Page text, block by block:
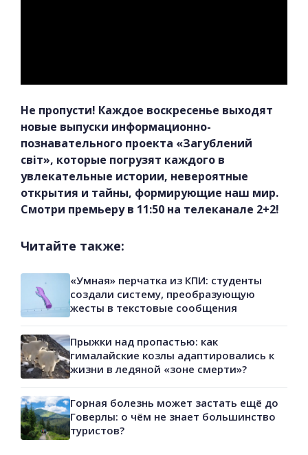
Не пропусти! Каждое воскресенье выходят
новые выпуски информационно-
познавательного проекта «Загублений
світ», которые погрузят каждого в
увлекательные истории, невероятные
открытия и тайны, формирующие наш мир.
Смотри премьеру в 11:50 на телеканале 2+2!
Читайте также:
«Умная» перчатка из КПИ: студенты
создали систему, преобразующую
жесты в текстовые сообщения
Прыжки над пропастью: как
гималайские козлы адаптировались к
жизни в ледяной «зоне смерти»?
Горная болезнь может застать ещё до
Говерлы: о чём не знает большинство
туристов?